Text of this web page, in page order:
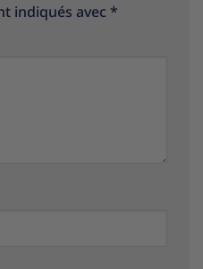
indiqués avec *